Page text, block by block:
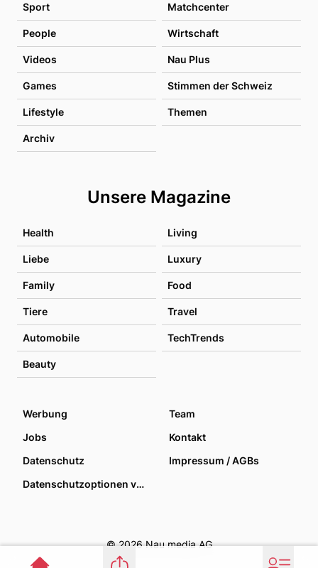
Sport Matchcenter
People Wirtschaft
Videos Nau Plus
Games Stimmen der Schweiz
Lifestyle Themen
Archiv
Unsere Magazine
Health Living
Liebe Luxury
Family Food
Tiere Travel
Automobile TechTrends
Beauty
Werbung
Team
Jobs
Kontakt
Datenschutz
Impressum / AGBs
Datenschutzoptionen verwalten
© 2026 Nau media AG